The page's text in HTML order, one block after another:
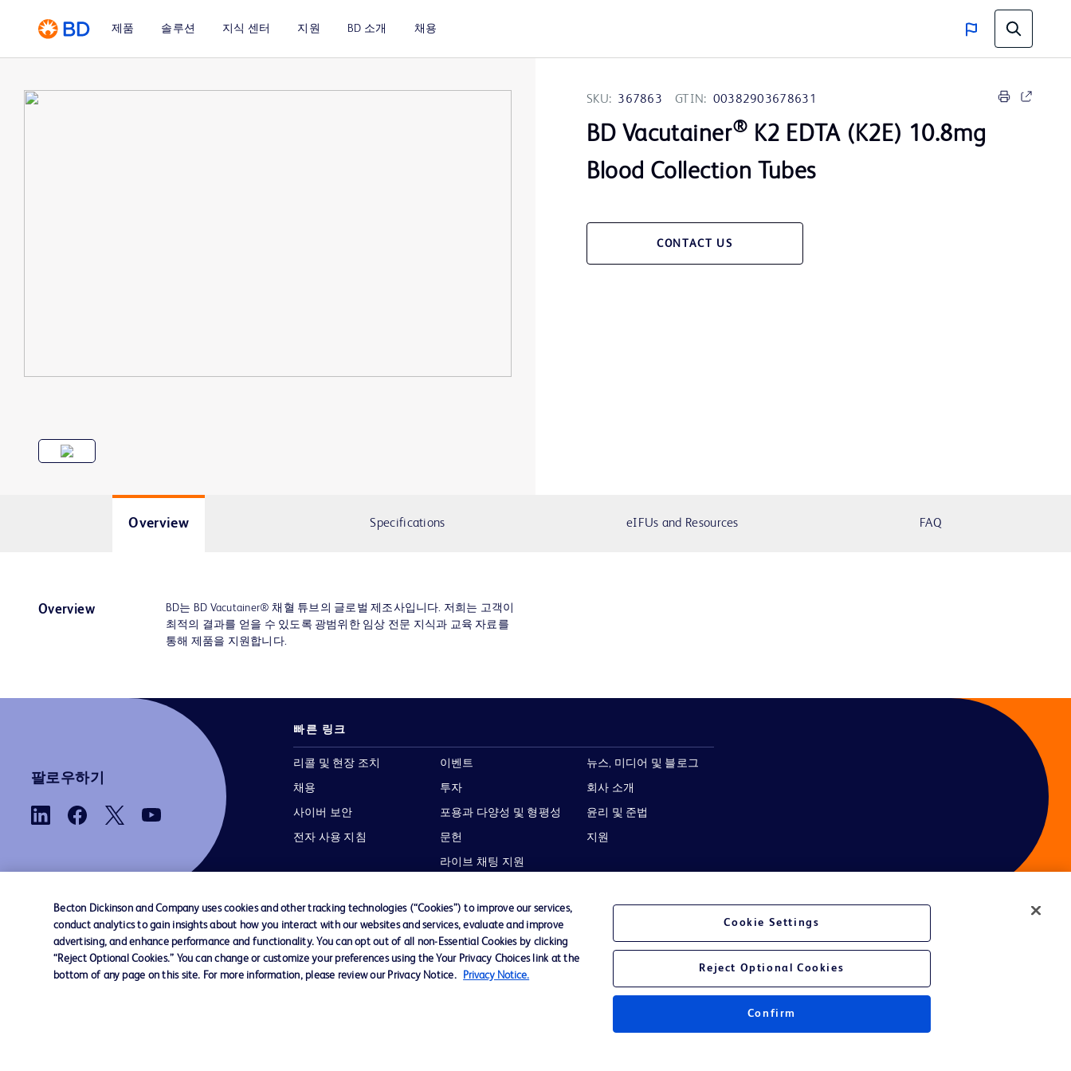
제품 솔루션 지식 센터 지원 BD 소개 채용
SKU: 367863 GTIN: 00382903678631
BD Vacutainer® K2 EDTA (K2E) 10.8mg
Blood Collection Tubes
CONTACT US
Overview Specifications eIFUs and Resources FAQ
Overview
BD는 BD Vacutainer® 채혈 튜브의 글로벌 제조사입니다. 저희는 고객이
최적의 결과를 얻을 수 있도록 광범위한 임상 전문 지식과 교육 자료를
통해 제품을 지원합니다.
팔로우하기
빠른 링크
리콜 및 현장 조치
채용
사이버 보안
전자 사용 지침
이벤트
투자
포용과 다양성 및 형평성
문헌
라이브 채팅 지원
뉴스, 미디어 및 블로그
회사 소개
윤리 및 준법
지원
당사로 문의하기 쿠키 기본 설정 개인정보 이용 약관 개인정보처리방침 웹사이트 접근성
Becton Dickinson and Company uses cookies and other tracking technologies (“Cookies”) to improve our services,
conduct analytics to gain insights about how you interact with our websites and services, evaluate and improve
advertising, and enhance performance and functionality. You can opt out of all non-Essential Cookies by clicking
“Reject Optional Cookies.” You can change or customize your preferences using the Your Privacy Choices link at the
bottom of any page on this site. For more information, please review our Privacy Notice.
Privacy Notice.
Cookie Settings
Reject Optional Cookies
Confirm